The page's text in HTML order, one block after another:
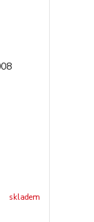
skladem